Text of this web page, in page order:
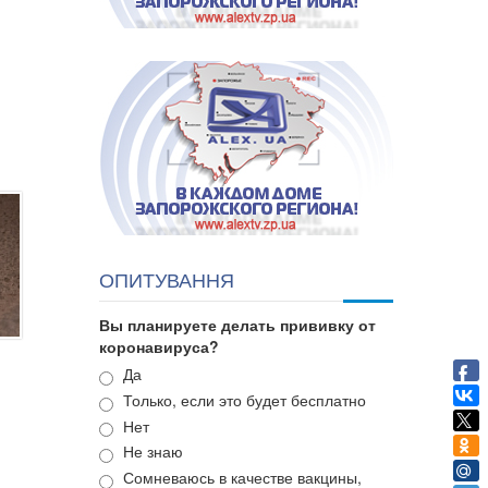
ОПИТУВАННЯ
Вы планируете делать прививку от
коронавируса?
Варианты
Да
Только, если это будет бесплатно
Нет
Не знаю
Сомневаюсь в качестве вакцины,